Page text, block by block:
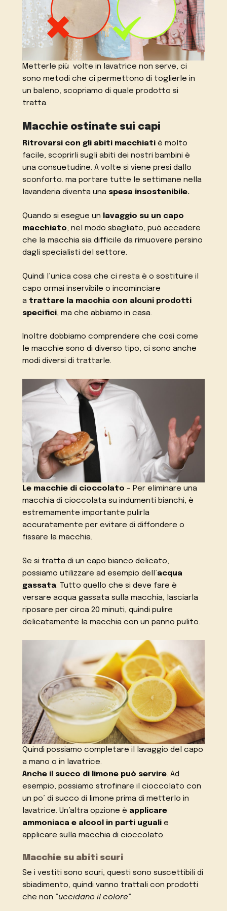
Metterle più volte in lavatrice non serve, ci
sono metodi che ci permettono di toglierle in
un baleno, scopriamo di quale prodotto si
tratta.
Macchie ostinate sui capi
Ritrovarsi con gli abiti macchiati è molto
facile, scoprirli sugli abiti dei nostri bambini è
una consuetudine. A volte si viene presi dallo
sconforto. ma portare tutte le settimane nella
lavanderia diventa una spesa insostenibile.
Quando si esegue un lavaggio su un capo
macchiato, nel modo sbagliato, può accadere
che la macchia sia difficile da rimuovere persino
dagli specialisti del settore.
Quindi l’unica cosa che ci resta è o sostituire il
capo ormai inservibile o incominciare
a trattare la macchia con alcuni prodotti
specifici, ma che abbiamo in casa.
Inoltre dobbiamo comprendere che così come
le macchie sono di diverso tipo, ci sono anche
modi diversi di trattarle.
Le macchie di cioccolato– Per eliminare una
macchia di cioccolata su indumenti bianchi, è
estremamente importante pulirla
accuratamente per evitare di diffondere o
fissare la macchia.
Se si tratta di un capo bianco delicato,
possiamo utilizzare ad esempio dell’acqua
gassata. Tutto quello che si deve fare è
versare acqua gassata sulla macchia, lasciarla
riposare per circa 20 minuti, quindi pulire
delicatamente la macchia con un panno pulito.
Quindi possiamo completare il lavaggio del capo
a mano o in lavatrice.
Anche il succo di limone può servire. Ad
esempio, possiamo strofinare il cioccolato con
un po’ di succo di limone prima di metterlo in
lavatrice. Un’altra opzione è applicare
ammoniaca e alcool in parti uguali e
applicare sulla macchia di cioccolato.
Macchie su abiti scuri
Se i vestiti sono scuri, questi sono suscettibili di
sbiadimento, quindi vanno trattali con prodotti
che non “uccidano il colore“.